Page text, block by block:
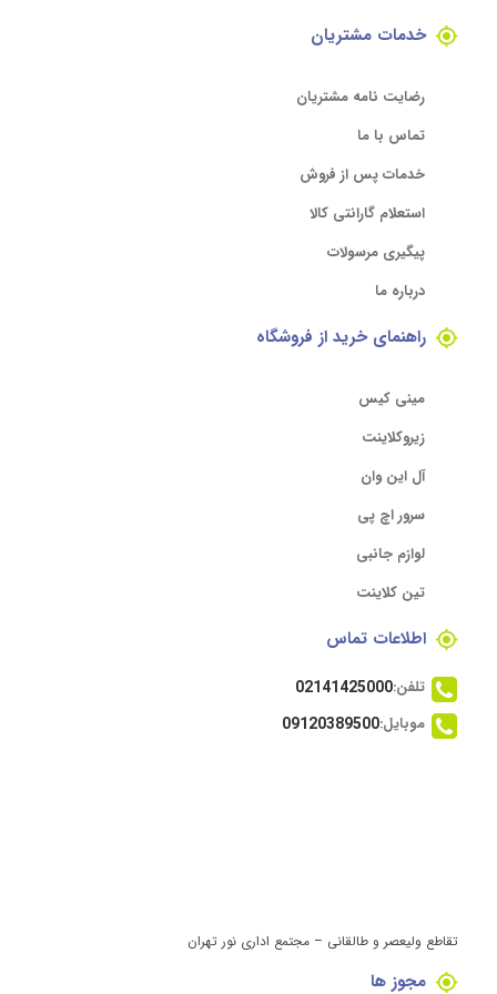
خدمات مشتریان
رضایت نامه مشتریان
تماس با ما
خدمات پس از فروش
استعلام گارانتی کالا
پیگیری مرسولات
درباره ما
راهنمای خرید از فروشگاه
مینی کیس
زیروکلاینت
آل این وان
سرور اچ پی
لوازم جانبی
تین کلاینت
اطلاعات تماس
تلفن:02141425000
موبایل:09120389500
تقاطع ولیعصر و طالقانی – مجتمع اداری نور تهران
مجوز ها